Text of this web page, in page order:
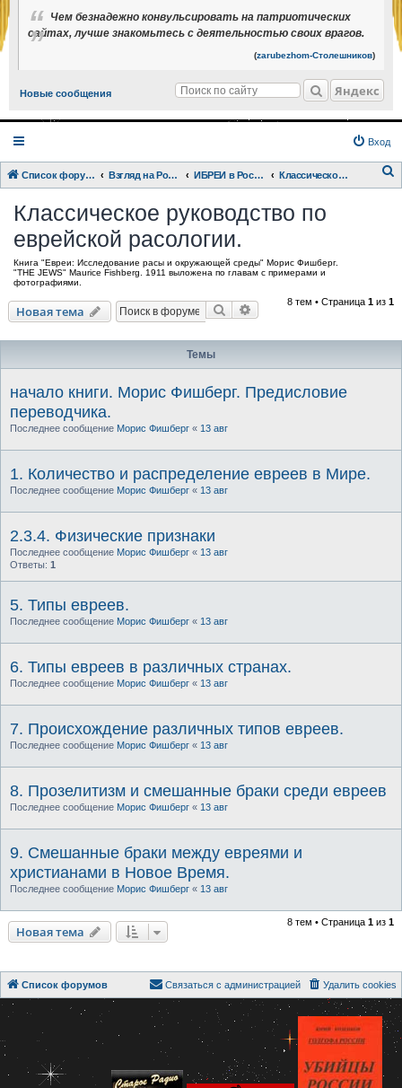
Чем безнадежно конвульсировать на патриотических
сайтах, лучше знакомьтесь с деятельностью своих врагов.
(zarubezhom-Столешников)
Новые сообщения Яндекс
Вход
Список форумов Взгляд на Россию с разных точек зрения. ИБРЕИ в России Классическое руководство по еврейской расологии.
Классическое руководство по
еврейской расологии.
Книга "Евреи: Исследование расы и окружающей среды" Морис Фишберг.
"THE JEWS" Maurice Fishberg. 1911 выложена по главам с примерами и
фотографиями.
Новая тема Поиск Расширенный поиск
8 тем • Страница 1 из 1
Темы
начало книги. Морис Фишберг. Предисловие
переводчика.
Последнее сообщение Морис Фишберг « 13 авг
1. Количество и распределение евреев в Мире.
Последнее сообщение Морис Фишберг « 13 авг
2.3.4. Физические признаки
Последнее сообщение Морис Фишберг « 13 авг
Ответы: 1
5. Типы евреев.
Последнее сообщение Морис Фишберг « 13 авг
6. Типы евреев в различных странах.
Последнее сообщение Морис Фишберг « 13 авг
7. Происхождение различных типов евреев.
Последнее сообщение Морис Фишберг « 13 авг
8. Прозелитизм и смешанные браки среди евреев
Последнее сообщение Морис Фишберг « 13 авг
9. Смешанные браки между евреями и
христианами в Новое Время.
Последнее сообщение Морис Фишберг « 13 авг
Новая тема
8 тем • Страница 1 из 1
Список форумов Удалить cookies
Связаться с администрацией